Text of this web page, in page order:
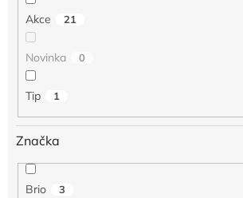
Akce 21
Novinka 0
Tip 1
Značka
Brio 3